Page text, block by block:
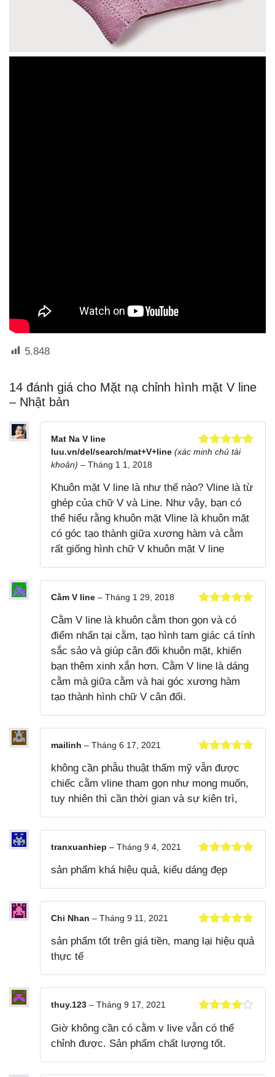
5.848
14 đánh giá cho Mặt nạ chỉnh hình mặt V line
– Nhật bản
Được xếp
Mat Na V line
luu.vn/del/search/mat+V+line (xác minh chủ tài
khoản) – Tháng 1 1, 2018
Khuôn mặt V line là như thế nào? Vline là từ
ghép của chữ V và Line. Như vậy, bạn có
thể hiểu rằng khuôn mặt Vline là khuôn mặt
có góc tạo thành giữa xương hàm và cằm
rất giống hình chữ V khuôn mặt V line
hạng55
sao
Cằm V line – Tháng 1 29, 2018
Cằm V line là khuôn cằm thon gọn và có
điểm nhấn tại cằm, tạo hình tam giác cá tính
sắc sảo và giúp cân đối khuôn mặt, khiến
bạn thêm xinh xắn hơn. Cằm V line là dáng
cằm mà giữa cằm và hai góc xương hàm
tạo thành hình chữ V cân đối.
Được xếp
hạng55
sao
mailinh – Tháng 6 17, 2021
không cần phẫu thuật thẩm mỹ vẫn được
chiếc cằm vline tham gọn như mong muốn,
tuy nhiên thì cần thời gian và sự kiên trì,
hạng5
tranxuanhiep – Tháng 9 4, 2021
sản phẩm khá hiệu quả, kiểu dáng đẹp
hạng55
Chi Nhan – Tháng 9 11, 2021
sản phẩm tốt trên giá tiền, mang lại hiệu quả
thực tế
hạng45
sao
thuy.123 – Tháng 9 17, 2021
Giờ không cần có cằm v live vẫn có thể
chỉnh được. Sản phẩm chất lượng tốt.